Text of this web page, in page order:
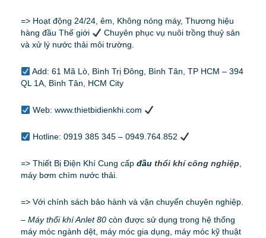
=> Hoạt động 24/24, êm, Không nóng máy, Thương hiệu
hàng đầu Thế giới
Chuyên phục vụ nuôi trồng thuỷ sản
và xử lý nước thải môi trường.
Add: 61 Mã Lò, Bình Trị Đông, Bình Tân, TP HCM – 394
QL 1A, Bình Tân, HCM City
Web: www.thietbidienkhi.com
Hotline: 0919 385 345 – 0949.764.852
=> Thiết Bị Điện Khí Cung cấp đầu thổi khí công nghiệp,
máy bơm chìm nước thải.
=> Với chính sách bảo hành và vận chuyển chuyên nghiệp.
– Máy thổi khí Anlet 80 còn được sử dụng trong hệ thống
máy móc ngành dệt, máy móc gia dụng, máy móc kỹ thuật